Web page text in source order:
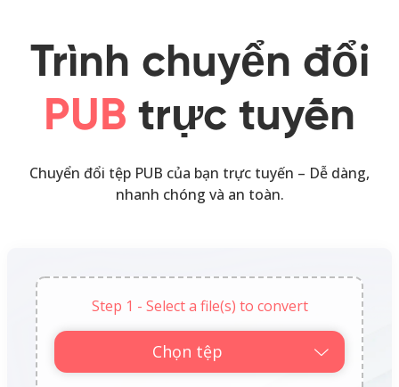
Trình chuyển đổi
PUB trực tuyến
Chuyển đổi tệp PUB của bạn trực tuyến – Dễ dàng,
nhanh chóng và an toàn.
Step 1 - Select a file(s) to convert
Chọn tệp